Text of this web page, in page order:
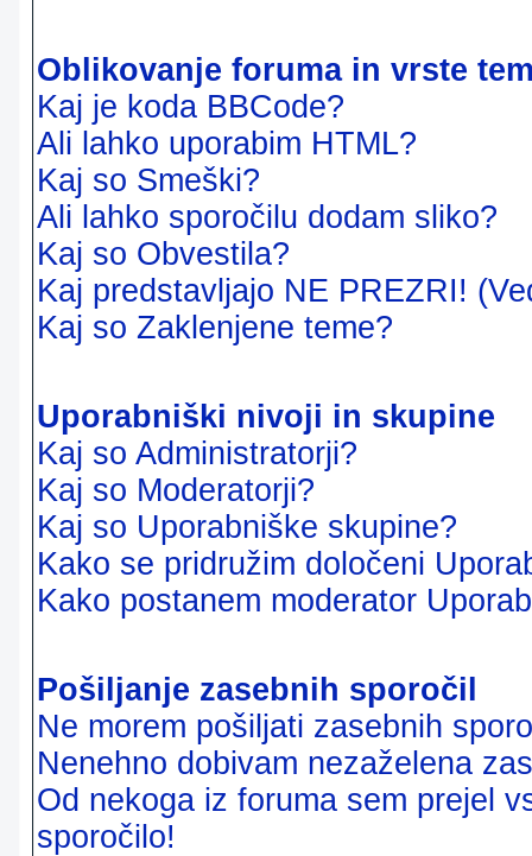
Oblikovanje foruma in vrste
Kaj je koda BBCode?
Ali lahko uporabim HTML?
Kaj so Smeški?
Ali lahko sporočilu dodam sliko?
Kaj so Obvestila?
Kaj predstavljajo NE PREZRI!
Kaj so Zaklenjene teme?
Uporabniški nivoji in skupine
Kaj so Administratorji?
Kaj so Moderatorji?
Kaj so Uporabniške skupine?
Kako se pridružim določeni
Kako postanem moderator
Pošiljanje zasebnih sporočil
Ne morem pošiljati zasebnih
Nenehno dobivam nezaželena
Od nekoga iz foruma sem prejel
sporočilo!